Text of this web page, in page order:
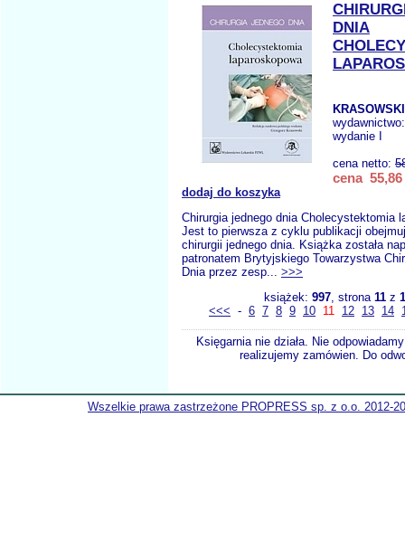
DNIA
wydanie I
cena netto:
cena 55,86
dodaj do koszyka
Chirurgia jednego dnia Cholecystektomia
Jest to pierwsza z cyklu publikacji
chirurgii jednego dnia. Książka została
patronatem Brytyjskiego Towarzystwa
Dnia przez zesp... >>>
książek: 997, strona 11 z
<<< - 6 7 8 9 10 11 12 13 14
Księgarnia nie działa. Nie
realizujemy zamówien. Do
Wszelkie prawa zastrzeżone PROPRESS sp. z o.o. 2012-